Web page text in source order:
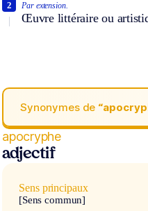
Par extension.
Œuvre littéraire ou
2
Synonymes de
apocryphe
adjectif
Sens principaux
[Sens commun]